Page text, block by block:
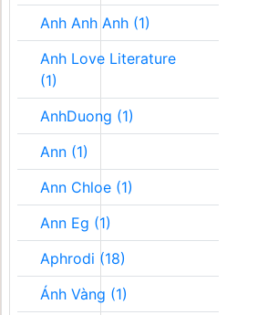
Anh Anh Anh (1)
Anh Love Literature
(1)
AnhDuong (1)
Ann (1)
Ann Chloe (1)
Ann Eg (1)
Aphrodi (18)
Ánh Vàng (1)